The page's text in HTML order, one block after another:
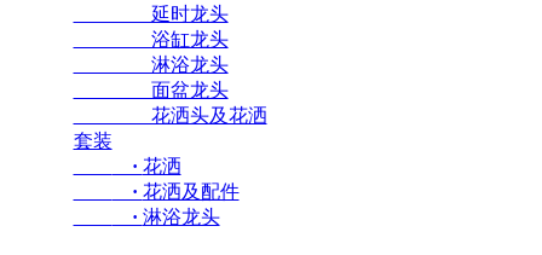
延时龙头
浴缸龙头
淋浴龙头
面盆龙头
花洒头及花洒
套装
· 花洒
· 花洒及配件
· 淋浴龙头